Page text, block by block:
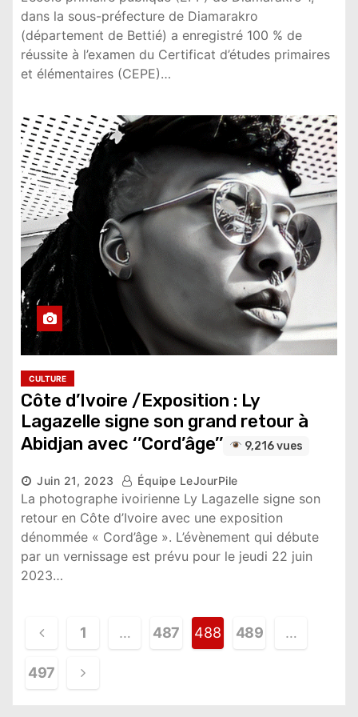
dans la sous-préfecture de Diamarakro
(département de Bettié) a enregistré 100 % de
réussite à l’examen du Certificat d’études primaires
et élémentaires (CEPE)…
CULTURE
Côte d’Ivoire /Exposition : Ly
Lagazelle signe son grand retour à
Abidjan avec ‘’Cord’âge’’
9,216 vues
Juin 21, 2023 Équipe LeJourPile
La photographe ivoirienne Ly Lagazelle signe son
retour en Côte d’Ivoire avec une exposition
dénommée « Cord’âge ». L’évènement qui débute
par un vernissage est prévu pour le jeudi 22 juin
2023…
a
v
1 … 487 488 489 …
497